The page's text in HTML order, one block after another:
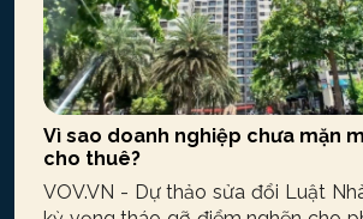
Vì sao doanh nghiệp chưa mặn
cho thuê?
VOV.VN - Dự thảo sửa đổi Luật